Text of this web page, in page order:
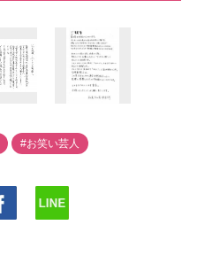
#お笑い芸人